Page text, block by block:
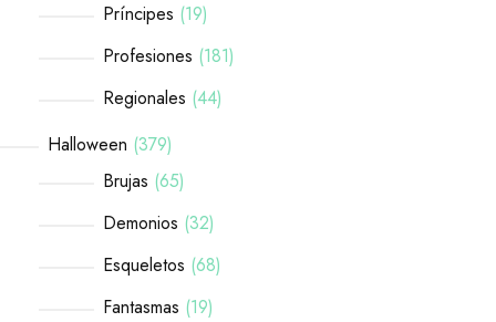
Príncipes 19
Profesiones 181
Regionales 44
Halloween 379
Brujas 65
Demonios 32
Esqueletos 68
Fantasmas 19